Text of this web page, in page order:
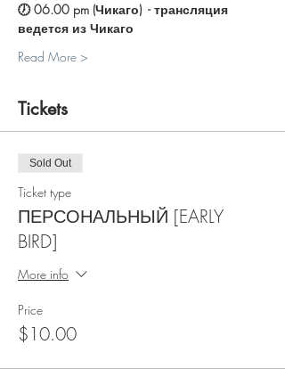
🕖 06.00 pm (Чикаго)  - трансляция
ведется из Чикаго
Read More >
Tickets
Sold Out
Ticket type
ПЕРСОНАЛЬНЫЙ [EARLY
BIRD]
More info
Price
$10.00